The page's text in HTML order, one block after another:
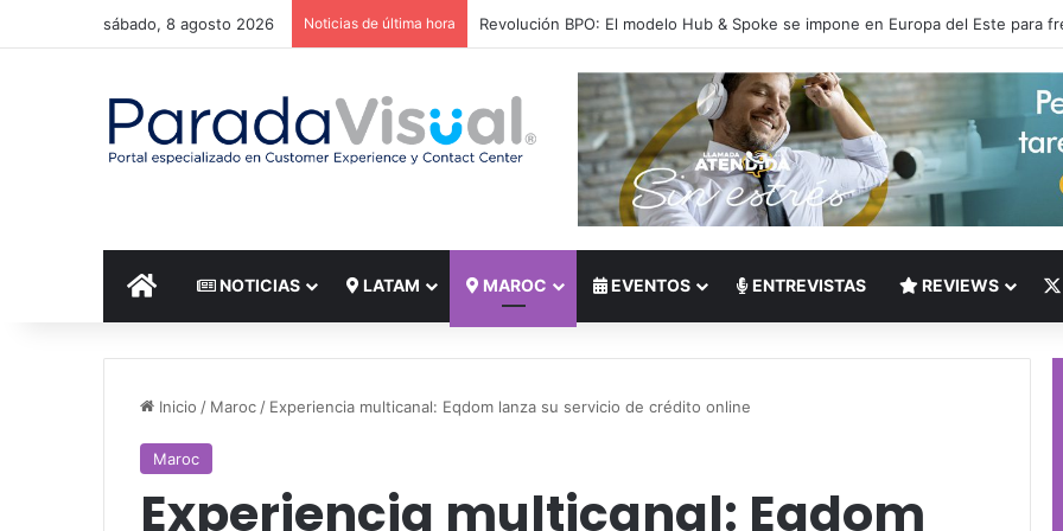
sábado, 8 agosto 2026 Noticias de última hora El reto del Nearshoring: Crisis de talento bilingüe en Centroamérica dispara
INICIO NOTICIAS LATAM MAROC EVENTOS ENTREVISTAS REVIEWS
Inicio / Maroc/ Experiencia multicanal: Eqdom lanza su servicio de crédito online
Maroc
Experiencia multicanal: Eqdom